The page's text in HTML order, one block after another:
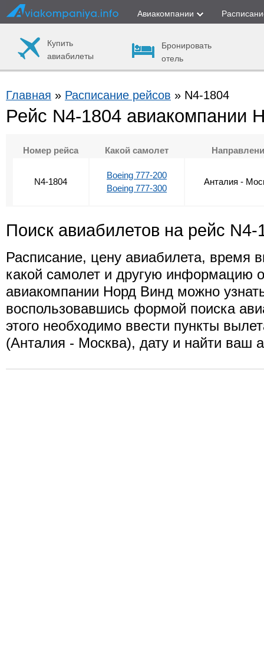
Авиакомпании
Купить
авиабилеты
Бронировать
отель
Главная » Расписание рейсов » N4-1804
Рейс N4-1804 авиакомпании
Номер рейса Какой самолет
N4-1804
Boeing 777-200
Boeing 777-300
Анталия -
Поиск авиабилетов на рейс N4-
Расписание, цену авиабилета, время
какой самолет и другую информацию
авиакомпании Норд Винд можно
воспользовавшись формой поиска
этого необходимо ввести пункты
(Анталия - Москва), дату и найти ваш